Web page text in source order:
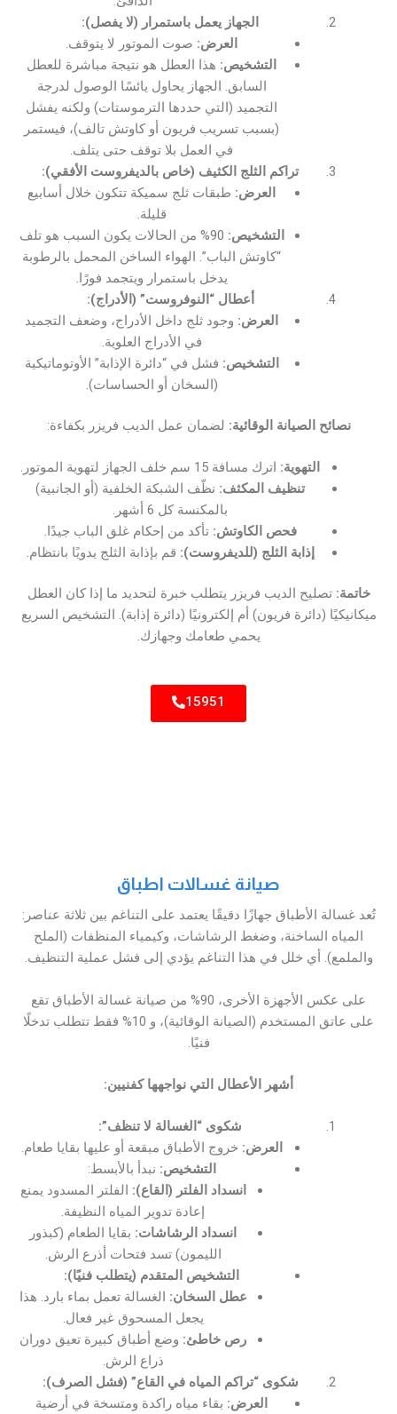
الجهاز يعمل باستمرار (لا يفصل):
العرض: صوت الموتور لا يتوقف.
التشخيص: هذا العطل هو نتيجة مباشرة للعطل
السابق. الجهاز يحاول يائسًا الوصول لدرجة
التجميد (التي حددها الترموستات) ولكنه يفشل
(بسبب تسريب فريون أو كاوتش تالف)، فيستمر
في العمل بلا توقف حتى يتلف.
تراكم الثلج الكثيف (خاص بالديفروست الأفقي):
العرض: طبقات ثلج سميكة تتكون خلال أسابيع
قليلة.
التشخيص:
90% من الحالات يكون السبب هو تلف
“كاوتش الباب”. الهواء الساخن المحمل بالرطوبة
يدخل باستمرار ويتجمد فورًا.
أعطال “النوفروست” (الأدراج):
العرض: وجود ثلج داخل الأدراج، وضعف التجميد
في الأدراج العلوية.
التشخيص: فشل في “دائرة الإذابة” الأوتوماتيكية
(السخان أو الحساسات).
نصائح الصيانة الوقائية: لضمان عمل الديب فريزر بكفاءة:
التهوية: اترك مسافة 15 سم خلف الجهاز لتهوية الموتور.
تنظيف المكثف: نظّف الشبكة الخلفية (أو الجانبية)
بالمكنسة كل 6 أشهر.
فحص الكاوتش: تأكد من إحكام غلق الباب جيدًا.
إذابة الثلج (للديفروست): قم بإذابة الثلج يدويًا بانتظام.
خاتمة: تصليح الديب فريزر يتطلب خبرة لتحديد ما إذا كان العطل
ميكانيكيًا (دائرة فريون) أم إلكترونيًا (دائرة إذابة). التشخيص السريع
يحمي طعامك وجهازك.
15951
صيانة غسالات اطباق
تُعد غسالة الأطباق جهازًا دقيقًا يعتمد على التناغم بين ثلاثة عناصر:
المياه الساخنة، وضغط الرشاشات، وكيمياء المنظفات (الملح
والملمع). أي خلل في هذا التناغم يؤدي إلى فشل عملية التنظيف.
على عكس الأجهزة الأخرى، 90% من صيانة غسالة الأطباق تقع
على عاتق المستخدم (الصيانة الوقائية)، و 10% فقط تتطلب تدخلًا
فنيًا.
أشهر الأعطال التي نواجهها كفنيين:
شكوى “الغسالة لا تنظف”:
العرض: خروج الأطباق مبقعة أو عليها بقايا طعام.
التشخيص: نبدأ بالأبسط:
انسداد الفلتر (القاع): الفلتر المسدود يمنع
إعادة تدوير المياه النظيفة.
انسداد الرشاشات: بقايا الطعام (كبذور
الليمون) تسد فتحات أذرع الرش.
التشخيص المتقدم (يتطلب فنيًا):
عطل السخان: الغسالة تعمل بماء بارد. هذا
يجعل المسحوق غير فعال.
رص خاطئ: وضع أطباق كبيرة تعيق دوران
ذراع الرش.
شكوى “تراكم المياه في القاع” (فشل الصرف):
العرض: بقاء مياه راكدة ومتسخة في أرضية